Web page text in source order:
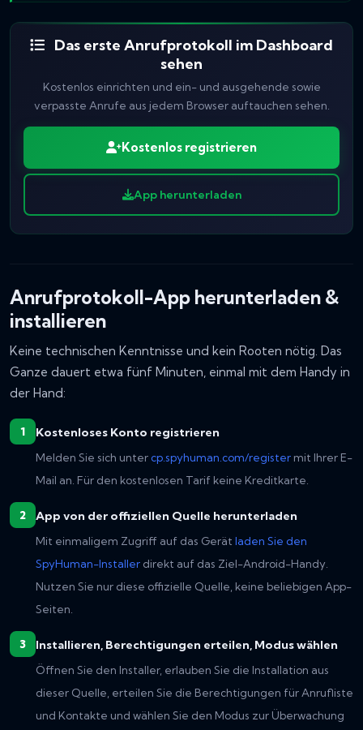
Das erste Anrufprotokoll im Dashboard
sehen
Kostenlos einrichten und ein- und ausgehende sowie
verpasste Anrufe aus jedem Browser auftauchen sehen.
Kostenlos registrieren
App herunterladen
Anrufprotokoll-App herunterladen &
installieren
Keine technischen Kenntnisse und kein Rooten nötig. Das
Ganze dauert etwa fünf Minuten, einmal mit dem Handy in
der Hand:
Kostenloses Konto registrieren
Melden Sie sich untercp.spyhuman.com/register mit Ihrer E-
Mail an. Für den kostenlosen Tarif keine Kreditkarte.
App von der offiziellen Quelle herunterladen
Mit einmaligem Zugriff auf das Gerät laden Sie den
SpyHuman-Installer direkt auf das Ziel-Android-Handy.
Nutzen Sie nur diese offizielle Quelle, keine beliebigen App-
Seiten.
Installieren, Berechtigungen erteilen, Modus wählen
Öffnen Sie den Installer, erlauben Sie die Installation aus
dieser Quelle, erteilen Sie die Berechtigungen für Anrufliste
und Kontakte und wählen Sie den Modus zur Überwachung